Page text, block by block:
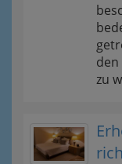
zu